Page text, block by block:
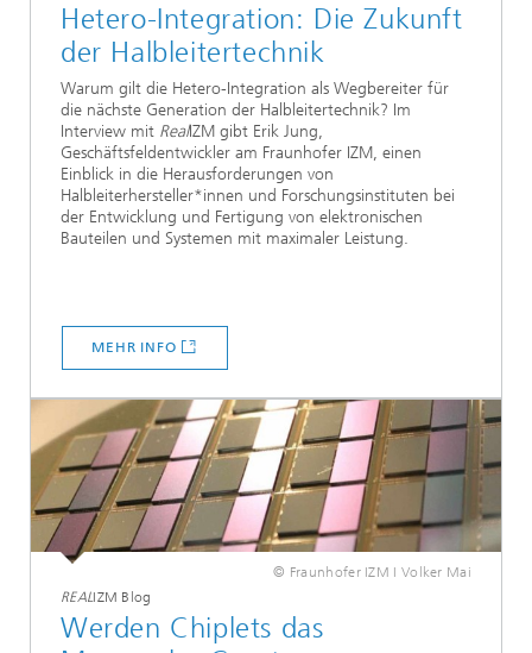
Hetero-Integration: Die Zukunft
der Halbleitertechnik
Warum gilt die Hetero-Integration als Wegbereiter für
die nächste Generation der Halbleitertechnik? Im
Interview mit RealIZM gibt Erik Jung,
Geschäftsfeldentwickler am Fraunhofer IZM, einen
Einblick in die Herausforderungen von
Halbleiterhersteller*innen und Forschungsinstituten bei
der Entwicklung und Fertigung von elektronischen
Bauteilen und Systemen mit maximaler Leistung.
MEHR INFO
© Fraunhofer IZM I Volker Mai
REALIZM Blog
Werden Chiplets das